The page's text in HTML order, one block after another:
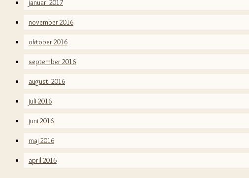
januari 2017
november 2016
oktober 2016
september 2016
augusti 2016
juli 2016
juni 2016
maj 2016
april 2016